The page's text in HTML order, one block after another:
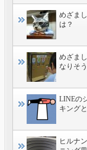
めざま
は？
めざま
なりそ
LINEの
キング
ヒルナ